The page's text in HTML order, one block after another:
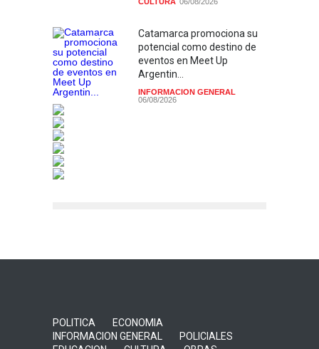
Catamarca promociona su
potencial como destino de
eventos en Meet Up
Argentin...
INFORMACION GENERAL
06/08/2026
POLITICA
ECONOMIA
INFORMACION GENERAL
POLICIALES